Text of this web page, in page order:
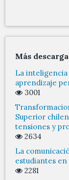
Más
La inteligencia
aprendizaje
3001
Superior
tensiones y
2634
La
estudiantes
2281